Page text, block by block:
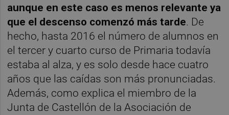
aunque en este caso es menos relevante ya
que el descenso comenzó más tarde. De
hecho, hasta 2016 el número de alumnos en
el tercer y cuarto curso de Primaria todavía
estaba al alza, y es solo desde hace cuatro
años que las caídas son más pronunciadas.
Además, como explica el miembro de la
Junta de Castellón de la Asociación de